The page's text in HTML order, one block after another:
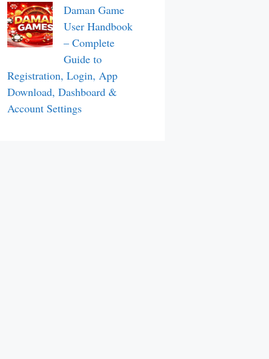
Daman Game
User Handbook
– Complete
Guide to
Registration, Login, App
Download, Dashboard &
Account Settings